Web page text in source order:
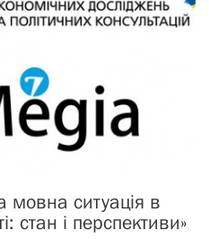
мовна ситуація в
стан і перспективи»